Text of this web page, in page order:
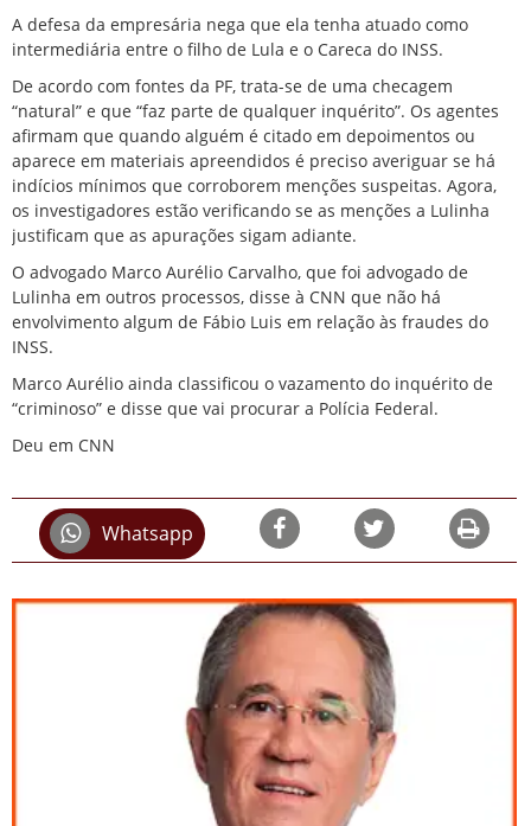
A defesa da empresária nega que ela tenha atuado como
intermediária entre o filho de Lula e o Careca do INSS.
De acordo com fontes da PF, trata-se de uma checagem
“natural” e que “faz parte de qualquer inquérito”. Os agentes
afirmam que quando alguém é citado em depoimentos ou
aparece em materiais apreendidos é preciso averiguar se há
indícios mínimos que corroborem menções suspeitas. Agora,
os investigadores estão verificando se as menções a Lulinha
justificam que as apurações sigam adiante.
O advogado Marco Aurélio Carvalho, que foi advogado de
Lulinha em outros processos, disse à CNN que não há
envolvimento algum de Fábio Luis em relação às fraudes do
INSS.
Marco Aurélio ainda classificou o vazamento do inquérito de
“criminoso” e disse que vai procurar a Polícia Federal.
Deu em CNN
Whatsapp